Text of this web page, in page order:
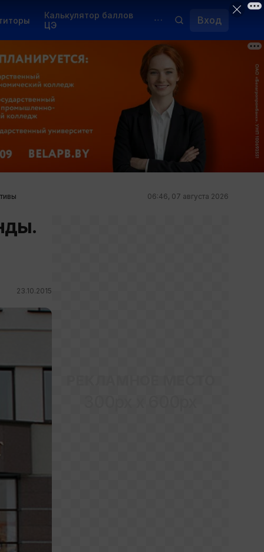
Калькулятор баллов
ЦЭ
Курсы
Переподготовка
Вход
06:46, 07 августа 2026
23.10.2015